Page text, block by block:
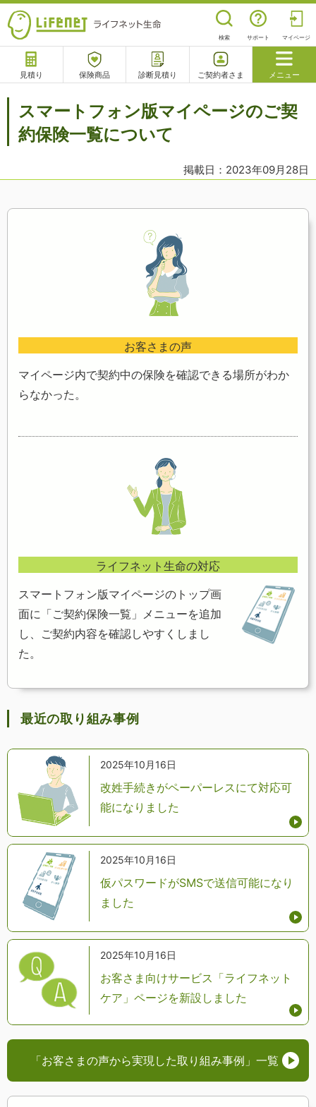
検索 サポート マイページ
見積り 保険商品 診断見積り ご契約者さま メニュー
閉じる
相談予約 よくあるご質問
スマートフォン版マイページのご契
約保険一覧について
掲載日：2023年09月28日
お客さまの声
マイページ内で契約中の保険を確認できる場所がわか
らなかった。
ライフネット生命の対応
スマートフォン版マイページのトップ画
面に「ご契約保険一覧」メニューを追加
し、ご契約内容を確認しやすくしまし
た。
最近の取り組み事例
2025年10月16日
改姓手続きがペーパーレスにて対応可
能になりました
2025年10月16日
仮パスワードがSMSで送信可能になり
ました
2025年10月16日
お客さま向けサービス「ライフネット
ケア」ページを新設しました
「お客さまの声から実現した取り組み事例」 一覧